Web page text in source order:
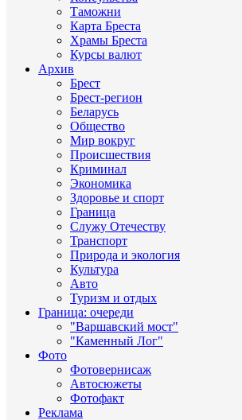
Таможни
Карта Бреста
Храмы Бреста
Курсы валют
Архив
Брест
Брест-регион
Беларусь
Общество
Мир вокруг
Происшествия
Криминал
Экономика
Здоровье и спорт
Граница
Служу Отечеству
Транспорт
Природа и экология
Культура
Авто
Туризм и отдых
Граница: очереди
"Варшавский мост"
"Каменный Лог"
Фото
Фотовернисаж
Автосюжеты
Фотофакт
Реклама